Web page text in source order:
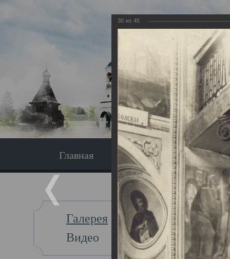
Главная Экскурсия
Галерея
Видео
Главная
30 из 45